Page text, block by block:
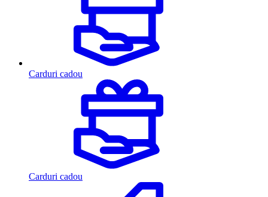
Carduri cadou
Carduri cadou